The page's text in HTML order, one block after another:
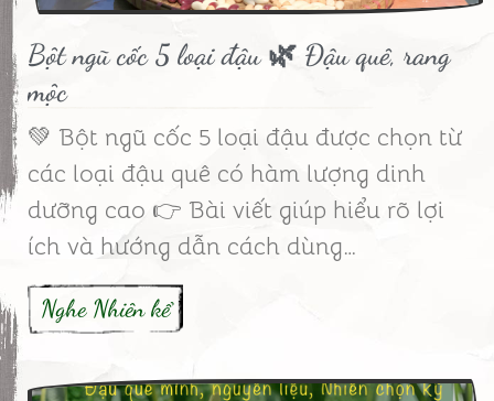
Bột ngũ cốc 5 loại đậu 🌿 Đậu quê, rang
mộc
💚 Bột ngũ cốc 5 loại đậu được chọn từ
các loại đậu quê có hàm lượng dinh
dưỡng cao 👉 Bài viết giúp hiểu rõ lợi
ích và hướng dẫn cách dùng…
Nghe Nhiên kể